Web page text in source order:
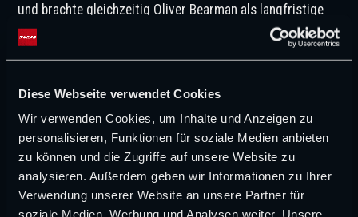
Diese Webseite verwendet Cookies
Wir verwenden Cookies, um Inhalte und Anzeigen zu
personalisieren, Funktionen für soziale Medien anbieten
zu können und die Zugriffe auf unsere Website zu
analysieren. Außerdem geben wir Informationen zu Ihrer
Verwendung unserer Website an unsere Partner für
soziale Medien, Werbung und Analysen weiter. Unsere
und brachte gleichzeitig Oliver Bearman als langfristige
Ferrari-Option ins Spiel.
Verstappen.
Der Niederländer wird trotz Vertrags bis 2028 weiter
regelmäßig mit Mercedes und Ferrari in Verbindung
gebracht. David Coulthard sieht ihn dabei eher bei Ferrari,
Naomi Schiff glaubt dagegen weiter an einen Verbleib bei